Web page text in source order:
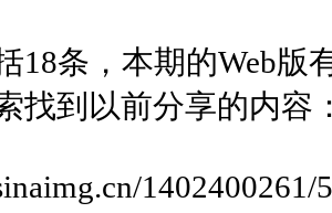
18条，本期的Web版
找到以前分享的内容